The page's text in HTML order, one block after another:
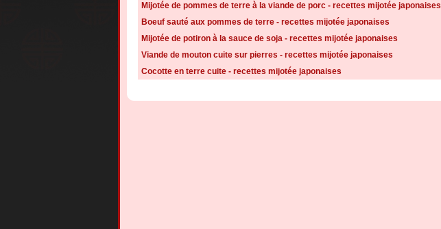
Mijotée de pommes de terre à la viande de porc - recettes mijotée japonaises
Boeuf sauté aux pommes de terre - recettes mijotée japonaises
Mijotée de potiron à la sauce de soja - recettes mijotée japonaises
Viande de mouton cuite sur pierres - recettes mijotée japonaises
Cocotte en terre cuite - recettes mijotée japonaises